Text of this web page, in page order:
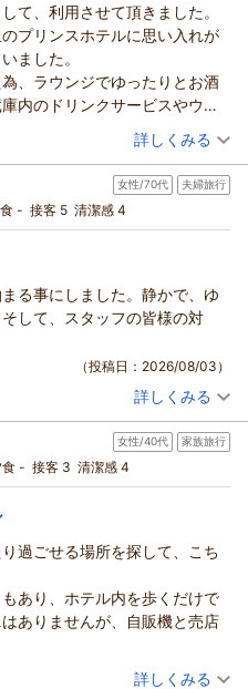
て、利用させて頂きました。
プリンスホテルに思い入れが
ました。
、ラウンジでゆったりとお酒
内のドリンクサービスやウエ
インと焼き菓子等で満喫させ
の喜寿のお祝いにも来訪した
ねと約束しました。
（投稿日：2026/08/04）
)
ーク】～自然に寄り添う、洛北リゾ
イン 朝のみ
あたり/税込)
詳しくみる
女性/70代 夫婦旅行
- 接客 5 清潔感 4
る事にしました。静かで、ゆ
して、スタッフの皆様の対
（投稿日：2026/08/03）
ーク】～夏から冬へ、四季を楽しむ
朝のみ
人あたり/税込)
詳しくみる
女性/40代 家族旅行
食 - 接客 3 清潔感 4
過ごせる場所を探して、こち
あり、ホテル内を歩くだけで
ありませんが、自販機と売店
、徒歩での移動だったため、
（投稿日：2026/08/02）
詳しくみる